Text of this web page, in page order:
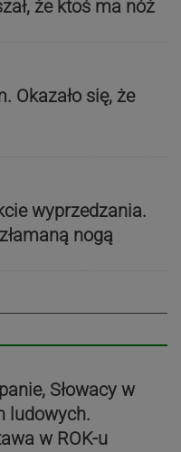
że ktoś ma nóż
Okazało się, że
wyprzedzania.
nogą
Słowacy w
ludowych.
w ROK-u